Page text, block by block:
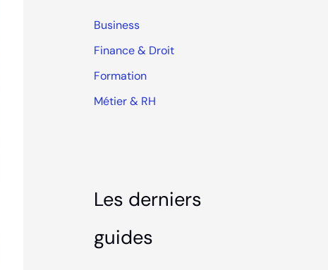
Business
Finance & Droit
Formation
Métier & RH
Les derniers
guides